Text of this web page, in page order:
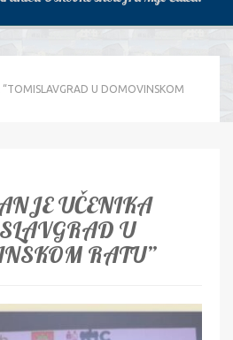
“TOMISLAVGRAD U DOMOVINSKOM
UČENIKA
U
RATU”